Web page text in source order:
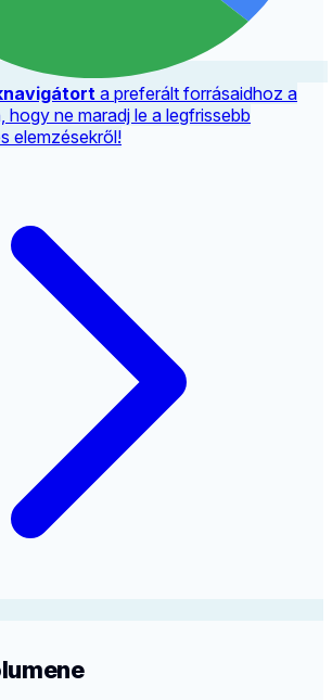
a preferált forrásaidhoz a
hogy ne maradj le a legfrissebb
elemzésekről!